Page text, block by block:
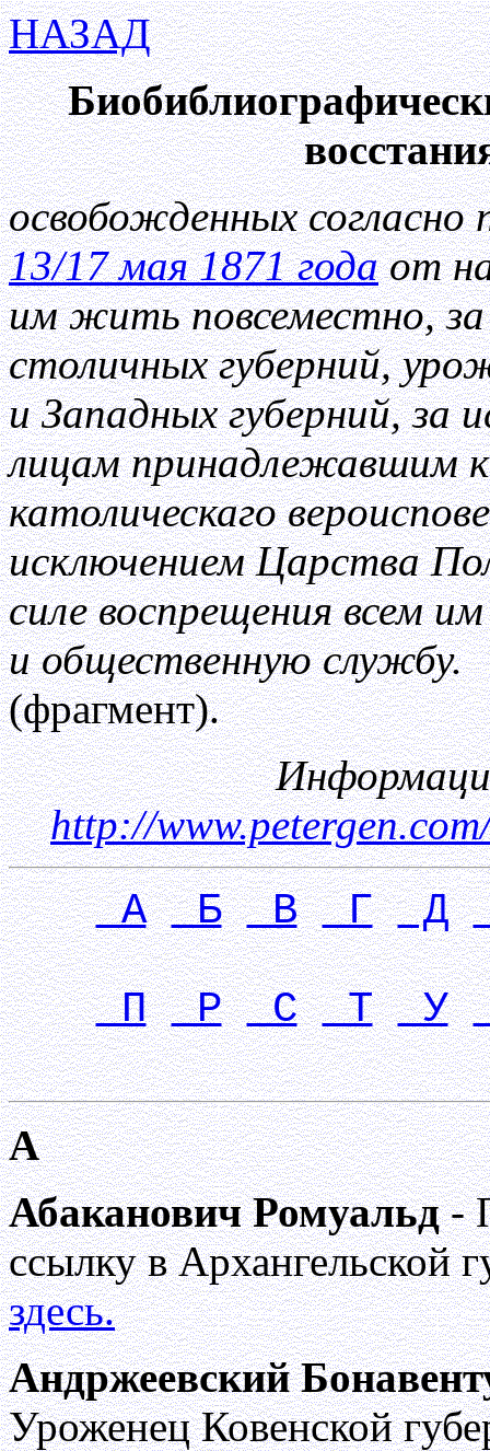
НАЗАД
освобожденных согласно
13/17 мая 1871 годаот
им жить повсеместно,
столичных губерний,
и Западных губерний, за
лицам принадлежавшим
католическаго
исключением Царства
силе воспрещения всем
и общественную службу.
(фрагмент).
http://
А Б В Г Д
П Р С Т У
А
Абаканович Ромуальд-
ссылку в Архангельской
здесь.
Андржеевский
Уроженец Ковенской